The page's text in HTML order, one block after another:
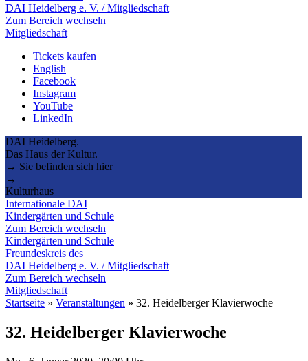
DAI Heidelberg e. V. / Mitgliedschaft
Zum Bereich wechseln
Mitgliedschaft
Tickets kaufen
English
Facebook
Instagram
YouTube
LinkedIn
DAI Heidelberg.
Das Haus der Kultur.
→ Sie befinden sich hier
→
Kulturhaus
Internationale DAI
Kindergärten und Schule
Zum Bereich wechseln
Kindergärten und Schule
Freundeskreis des
DAI Heidelberg e. V. / Mitgliedschaft
Zum Bereich wechseln
Mitgliedschaft
Startseite » Veranstaltungen » 32. Heidelberger Klavierwoche
32. Heidelberger Klavierwoche